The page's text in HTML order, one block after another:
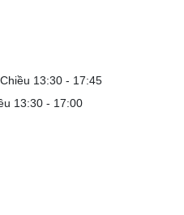
13:30 - 17:45
13:30 - 17:00